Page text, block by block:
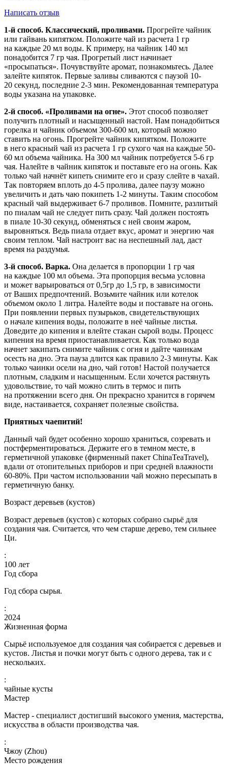
Написать отзыв
1-й способ. Классический, проливами. Прогрейте чайник
или гайвань кипятком. Положите чай из расчета 1 гр
на каждые 20 мл воды. К примеру, на чайник 140 мл
понадобится 7 гр чая. Прогретый лист начинает
«просыпаться». Почувствуйте аромат, познакомьтесь. Далее
залейте кипяток. Первые заливы сливаются с паузой 10-
20 секунд, последние 2-3 мин. Рекомендованная температура
воды указана на упаковке.
2-й способ. «Проливами на огне». Этот способ позволяет
получить плотный и насыщенный настой. Нам понадобиться
горелка и чайник объемом 300-600 мл, который можно
ставить на огонь. Прогрейте чайник кипятком. Положите
в него красный чай из расчета 1 гр сухого чая на каждые 50-
60 мл объема чайника. На 300 мл чайник потребуется 5-6 гр
чая. Налейте в чайник кипяток и поставьте его на огонь. Как
только чай начнёт кипеть снимите его и сразу слейте в чахай.
Так повторяем вплоть до 4-5 пролива, далее паузу можно
увеличить и дать чаю покипеть 1-2 минуты. Таким способом
красный чай выдерживает 6-7 проливов. Помните, разлитый
по пиалам чай не следует пить сразу. Чай должен постоять
в пиале 10-30 секунд, обменяться с ней своим жаром,
выровняться. Ведь пиала отдает вкус, аромат и энергию чая
своим теплом. Чай настроит вас на неспешный лад, даст
время на раздумья.
3-й способ. Варка. Она делается в пропорции 1 гр чая
на каждые 100 мл объема. Эта пропорция весьма условна
и может варьироваться от 0,5гр до 1,5 гр, в зависимости
от Ваших предпочтений. Возьмите чайник или котелок
объемом около 1 литра. Налейте воды и поставьте на огонь.
При появлении первых пузырьков, свидетельствующих
о начале кипения воды, положите в неё чайные листья.
Доведите до кипения и влейте стакан сырой воды. Процесс
кипения на время приостанавливается. Как только вода
начнет закипать снимите чайник с огня и дайте чаинкам
осесть на дно. Эта пауза длится как правило 2-3 минуты. Как
только чаинки осели на дно, чай готов! Настой получается
плотным, сладким и насыщенным. Если хочется растянуть
удовольствие, то чай можно слить в термос и пить
на протяжении всего дня. Он прекрасно хранится в горячем
виде, настаивается, сохраняет полезные свойства.
Приятных чаепитий!
Данный чай будет особенно хорошо храниться, созревать и
постферментироваться. Держите его в темном месте, в
герметичной упаковке (фирменный пакет ChinaTeaTravel),
вдали от отопительных приборов и при средней влажности
60-80%. При частом использовании чай можно пересыпать в
герметичную банку.
Возраст деревьев (кустов)
Возраст деревьев (кустов) с которых собрано сырьё для
создания чая. Считается, что чем старше дерево, тем сильнее
Ци.
:
100 лет
Год сбора
Год сбора сырья.
:
2024
Жизненная форма
Сырьё используемое для создания чая собирается с деревьев и
кустов. Листья и почки могут быть с одного дерева, так и с
нескольких.
:
чайные кусты
Мастер
Мастер - специалист достигший высокого умения, мастерства,
искусства в области производства чая.
:
Чжоу (Zhou)
Место рождения